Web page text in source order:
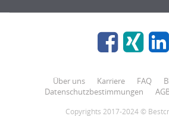
Über uns Karriere FAQ
Datenschutzbestimmungen
Copyrights 2017-2024 ©